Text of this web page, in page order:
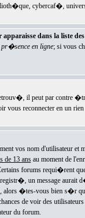
cybercaf�,
dans la liste
pr�sence en ligne; si vous
il peut par contre
vous reconnecter en un rien
vos nom d'utilisateur
de 13 ansau moment de
forums requi�rent
un message aurait
�tes-vous bien s�r
de voir des
du forum.